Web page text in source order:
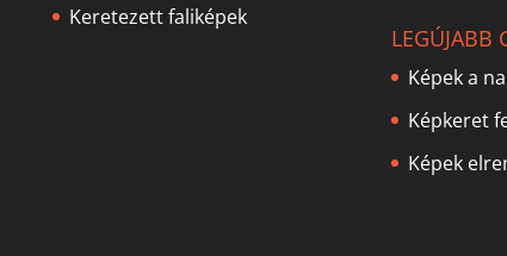
Keretezett faliképek
LEGÚJABB
Képek a
Képkeret
Képek